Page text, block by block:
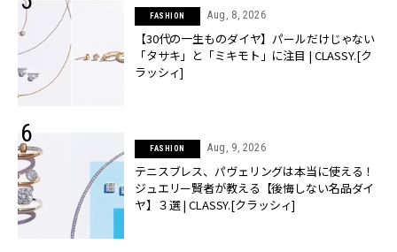
FASHION Aug, 8, 2026
【30代の一生ものダイヤ】パールだけじゃない
「タサキ」と「ミキモト」に注目 | CLASSY.[ク
ラッシィ]
FASHION Aug, 9, 2026
テニスブレス、パヴェリングは本当に使える！
ジュエリー賢者が教える【後悔しない名品ダイ
ヤ】３選 | CLASSY.[クラッシィ]